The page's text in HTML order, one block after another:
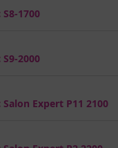
1700
2000
Expert P11 2100